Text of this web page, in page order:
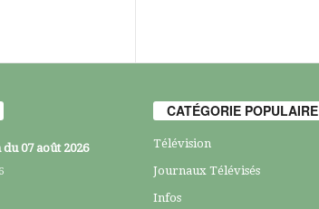
du 07 août 2026
CATÉGORIE POPULAIRE
Télévision
Journaux Télévisés
Infos